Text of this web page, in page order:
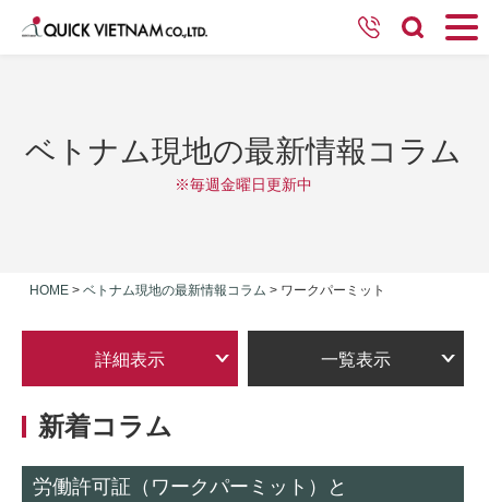
ベトナム現地の最新情報コラム
※毎週金曜日更新中
HOME > ベトナム現地の最新情報コラム > ワークパーミット
詳細表示 一覧表示
新着コラム
労働許可証（ワークパーミット）と